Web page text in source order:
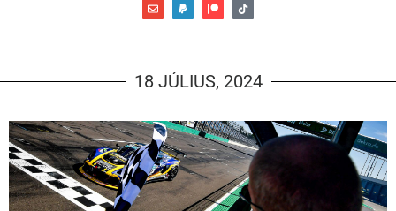
18 JÚLIUS, 2024